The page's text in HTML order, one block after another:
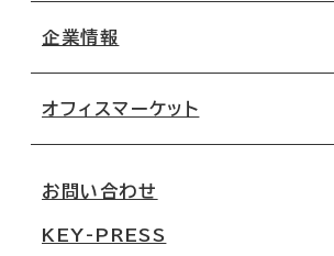
地図から探す
路線・駅から探す
移転コストシミュレーション
移転スケジュール
オフィス移転Q&A
企業情報
オフィスマーケット
大阪
お問い合わせ
KEY-PRESS